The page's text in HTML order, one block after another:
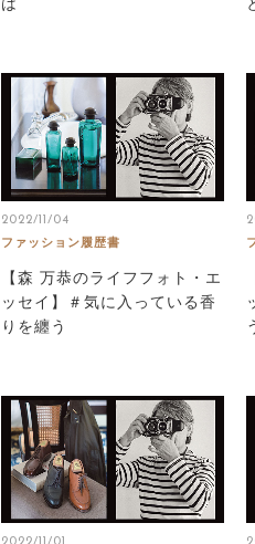
は
2022/11/04
ファッション履歴書
【森 万恭のライフフォト・エ
ッセイ】＃気に入っている香
りを纏う